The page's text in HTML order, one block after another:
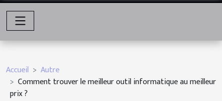
Accueil
Autre
Comment trouver le meilleur outil informatique au meilleur
prix ?